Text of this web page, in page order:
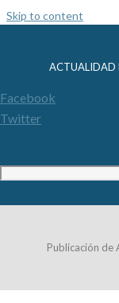
Skip to content
ACTUALIDAD
Facebook
Twitter
Publicación de